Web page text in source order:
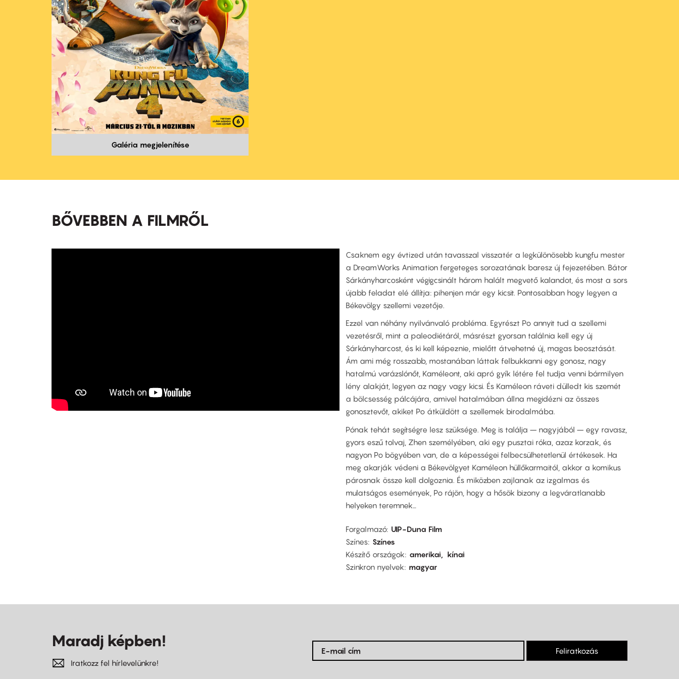
Galéria megjelenítése
BŐVEBBEN A FILMRŐL
Csaknem egy évtized után tavasszal visszatér a legkülönösebb kungfu mester
a DreamWorks Animation fergeteges sorozatának baresz új fejezetében. Bátor
Sárkányharcosként végigcsinált három halált megvető kalandot, és most a sors
újabb feladat elé állítja: pihenjen már egy kicsit. Pontosabban hogy legyen a
Békevölgy szellemi vezetője.
Ezzel van néhány nyilvánvaló probléma. Egyrészt Po annyit tud a szellemi
vezetésről, mint a paleodiétáról, másrészt gyorsan találnia kell egy új
Sárkányharcost, és ki kell képeznie, mielőtt átvehetné új, magas beosztását.
Ám ami még rosszabb, mostanában láttak felbukkanni egy gonosz, nagy
hatalmú varázslónőt, Kaméleont, aki apró gyík létére fel tudja venni bármilyen
lény alakját, legyen az nagy vagy kicsi. És Kaméleon ráveti dülledt kis szemét
a bölcsesség pálcájára, amivel hatalmában állna megidézni az összes
gonosztevőt, akiket Po átküldött a szellemek birodalmába.
Pónak tehát segítségre lesz szüksége. Meg is találja – nagyjából – egy ravasz,
gyors eszű tolvaj, Zhen személyében, aki egy pusztai róka, azaz korzak, és
nagyon Po bögyében van, de a képességei felbecsülhetetlenül értékesek. Ha
meg akarják védeni a Békevölgyet Kaméleon hüllőkarmaitól, akkor a komikus
párosnak össze kell dolgoznia. És miközben zajlanak az izgalmas és
mulatságos események, Po rájön, hogy a hősök bizony a legváratlanabb
helyeken teremnek…
Forgalmazó UIP-Duna Film
Színes Színes
Készítő országok
amerikai
kínai
Szinkron nyelvek
magyar
Maradj képben!
Iratkozz fel hírlevelünkre!
Feliratkozás